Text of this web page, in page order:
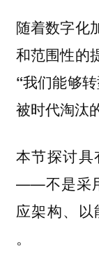
随着数字化
和范围性的
“我们能够
被时代淘汰
本节探讨
——不是采
应架构、
。